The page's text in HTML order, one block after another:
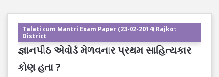
Talati cum Mantri Exam Paper (23-02-2014) Rajkot
District
જ્ઞાનપીઠ એવોર્ડ મેળવનાર પ્રથમ સાહિત્યકાર
કોણ હતા ?